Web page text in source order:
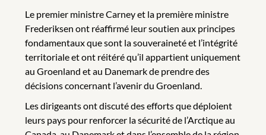
Le premier ministre Carney et la première ministre
Frederiksen ont réaffirmé leur soutien aux principes
fondamentaux que sont la souveraineté et l’intégrité
territoriale et ont réitéré qu’il appartient uniquement
au Groenland et au Danemark de prendre des
décisions concernant l’avenir du Groenland.
Les dirigeants ont discuté des efforts que déploient
leurs pays pour renforcer la sécurité de l’Arctique au